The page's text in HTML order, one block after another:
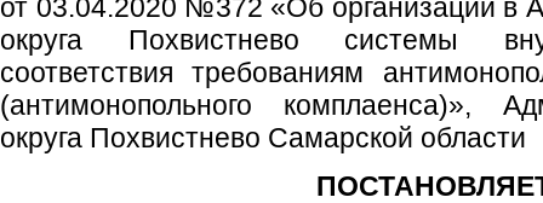
от 03.04.2020 №372 «Об организации в
округа Похвистнево системы
соответствия требованиям
(антимонопольного комплаенса)»,
округа Похвистнево Самарской области